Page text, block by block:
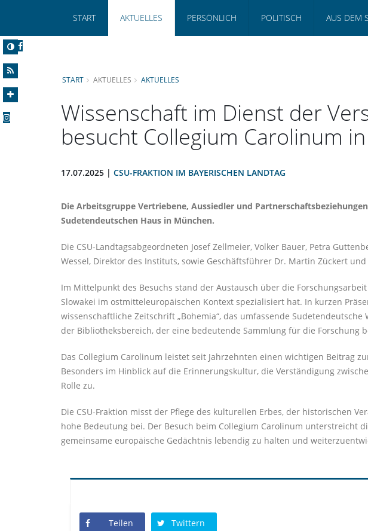
START AKTUELLES PERSÖNLICH POLITISCH AUS DEM
START AKTUELLES AKTUELLES
Wissenschaft im Dienst der
besucht Collegium Carolinum
17.07.2025 | CSU-FRAKTION IM BAYERISCHEN LANDTAG
Die Arbeitsgruppe Vertriebene, Aussiedler und
Sudetendeutschen Haus in München.
Die CSU-Landtagsabgeordneten Josef Zellmeier, Volker Bauer, Petra
Wessel, Direktor des Instituts, sowie Geschäftsführer Dr. Martin Zückert
Im Mittelpunkt des Besuchs stand der Austausch über die
Slowakei im ostmitteleuropäischen Kontext spezialisiert hat. In kurzen
wissenschaftliche Zeitschrift „Bohemia“, das umfassende
der Bibliotheksbereich, der eine bedeutende Sammlung für die Forschung
Das Collegium Carolinum leistet seit Jahrzehnten einen wichtigen Beitrag
Besonders im Hinblick auf die Erinnerungskultur, die Verständigung
Rolle zu.
Die CSU-Fraktion misst der Pflege des kulturellen Erbes, der historischen
hohe Bedeutung bei. Der Besuch beim Collegium Carolinum unterstreicht
gemeinsame europäische Gedächtnis lebendig zu halten und
Teilen Twittern